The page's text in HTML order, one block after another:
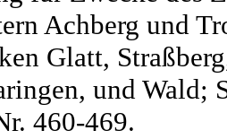
Achberg und
Glatt,
und Wald;
460-469.